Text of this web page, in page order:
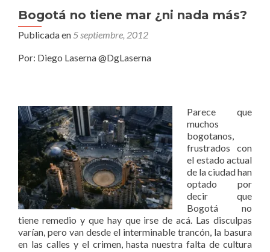
Bogotá no tiene mar ¿ni nada más?
Publicada en 5 septiembre, 2012
Por: Diego Laserna @DgLaserna
Parece que
muchos
bogotanos,
frustrados con
el estado actual
de la ciudad han
optado por
decir que
Bogotá no
tiene remedio y que hay que irse de acá. Las disculpas
varían, pero van desde el interminable trancón, la basura
en las calles y el crimen, hasta nuestra falta de cultura